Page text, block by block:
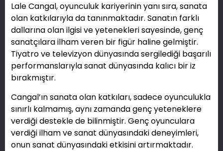
Lale Cangal, oyunculuk kariyerinin yanı sıra, sanata
olan katkılarıyla da tanınmaktadır. Sanatın farklı
dallarına olan ilgisi ve yetenekleri sayesinde, genç
sanatçılara ilham veren bir figür haline gelmiştir.
Tiyatro ve televizyon dünyasında sergilediği başarılı
performanslarıyla sanat dünyasında kalıcı bir iz
bırakmıştır.
Cangal’ın sanata olan katkıları, sadece oyunculukla
sınırlı kalmamış, aynı zamanda genç yeteneklere
verdiği destekle de bilinmiştir. Genç oyunculara
verdiği ilham ve sanat dünyasındaki deneyimleri,
onun sanat dünyasındaki etkisini artırmaktadır.